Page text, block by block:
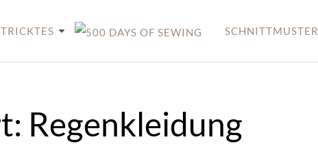
SCHNITTMUSTER
Regenkleidung